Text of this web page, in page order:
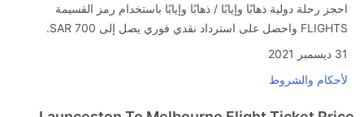
احجز رحلة دولية ذهابًا وإيابًا / ذهابًا وإيابًا باستخدام رمز القسيمة
FLIGHTS واحصل على استرداد نقدي فوري يصل إلى SAR 700.
31 ديسمبر 2021
لأحكام والشروط